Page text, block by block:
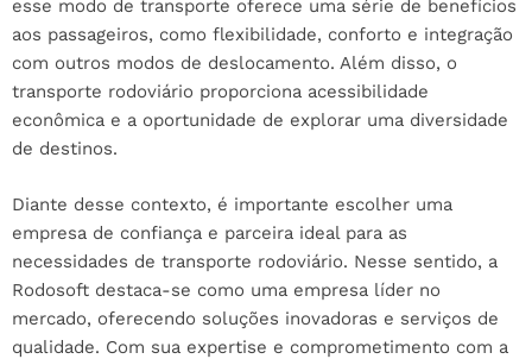
esse modo de transporte oferece uma série de benefícios
aos passageiros, como flexibilidade, conforto e integração
com outros modos de deslocamento. Além disso, o
transporte rodoviário proporciona acessibilidade
econômica e a oportunidade de explorar uma diversidade
de destinos.
Diante desse contexto, é importante escolher uma
empresa de confiança e parceira ideal para as
necessidades de transporte rodoviário. Nesse sentido, a
Rodosoft destaca-se como uma empresa líder no
mercado, oferecendo soluções inovadoras e serviços de
qualidade. Com sua expertise e comprometimento com a